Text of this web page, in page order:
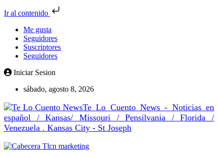
Ir al contenido
Me gusta
Seguidores
Suscriptores
Seguidores
Iniciar Sesion
sábado, agosto 8, 2026
Te Lo Cuento News - Noticias en
español / Kansas/ Missouri / Pensilvania / Florida /
Venezuela . Kansas City - St Joseph